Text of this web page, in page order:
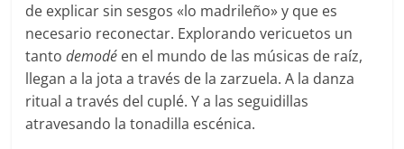
de explicar sin sesgos «lo madrileño» y que es
necesario reconectar. Explorando vericuetos un
tantodemodé en el mundo de las músicas de raíz,
llegan a la jota a través de la zarzuela. A la danza
ritual a través del cuplé. Y a las seguidillas
atravesando la tonadilla escénica.